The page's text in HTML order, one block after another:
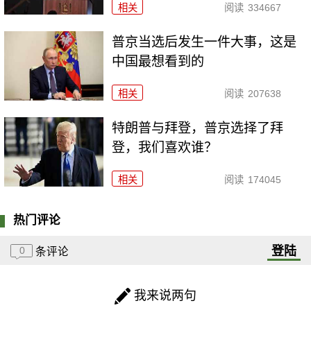
相关 阅读 334667
普京当选后发生一件大事，这是
中国最想看到的
相关 阅读 207638
特朗普与拜登，普京选择了拜
登，我们喜欢谁？
相关 阅读 174045
热门评论
0 条评论 登陆
我来说两句